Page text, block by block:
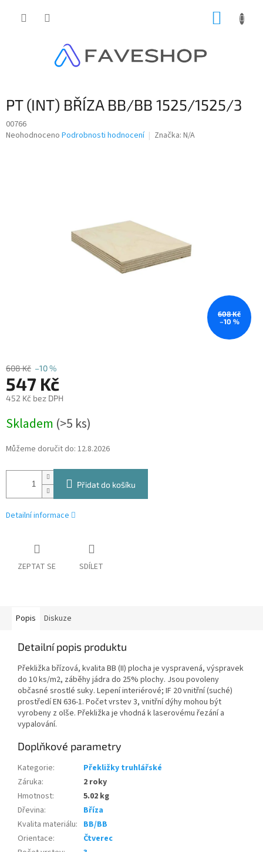
PT (INT) BŘÍZA BB/BB 1525/1525/3
00766
Průměrné
Neohodnoceno Podrobnosti hodnocení Značka: N/A
608 Kč
–10 %
608 Kč –10 %
547 Kč
452 Kč bez DPH
cena:
Skladem (>5 ks)
Můžeme doručit do: 12.8.2026
Přidat do košíku
Detailní informace
ZEPTAT SE SDÍLET
Popis Diskuze
Detailní popis produktu
Překližka břízová, kvalita BB (II) plocha je vyspravená, výspravek
do 10 ks/m2, záběhy jádra do 25% plochy. Jsou povoleny
občasné srostlé suky. Lepení interiérové; IF 20 vnitřní (suché)
prostředí EN 636-1. Počet vrstev 3, vnitřní dýhy mohou být
vyrobeny z olše. Překližka je vhodná k laserovému řezání a
vypalování.
Doplňkové parametry
Kategorie:
Překližky truhlářské
Záruka:
2 roky
Hmotnost:
5.02 kg
Dřevina:
Bříza
Kvalita materiálu: BB/BB
Orientace:
Čtverec